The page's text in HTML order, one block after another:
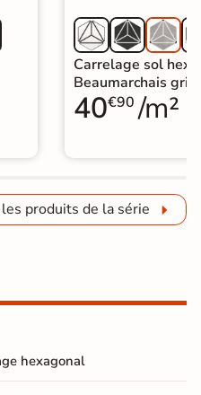
Carrelage sol
Beaumarchais
40€90 /m²
produits de la série
hexagonal